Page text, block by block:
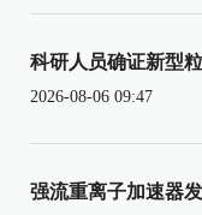
科研人员确证新型
2026-08-06 09:47
强流重离子加速器